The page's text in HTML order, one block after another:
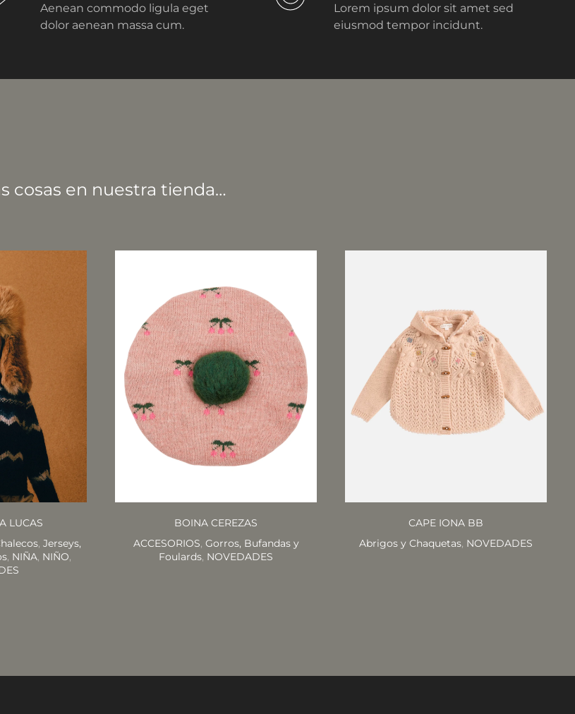
Aenean commodo ligula eget
dolor aenean massa cum.
Lorem ipsum dolor sit amet sed
eiusmod tempor incidunt.
cosas en nuestra tienda…
LUCAS
, Jerseys,
, NIÑA, NIÑO,
BOINA CEREZAS
ACCESORIOS, Gorros, Bufandas y
Foulards, NOVEDADES
CAPE IONA BB
Abrigos y Chaquetas, NOVEDADES